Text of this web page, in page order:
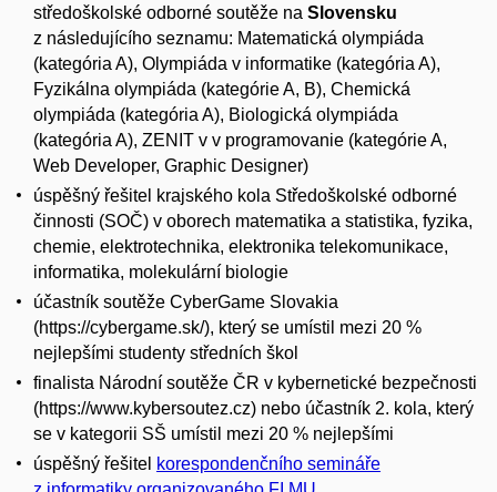
středoškolské odborné soutěže na Slovensku
z následujícího seznamu: Matematická olympiáda
(kategória A), Olympiáda v informatike (kategória A),
Fyzikálna olympiáda (kategórie A, B), Chemická
olympiáda (kategória A), Biologická olympiáda
(kategória A), ZENIT v v programovanie (kategórie A,
Web Developer, Graphic Designer)
úspěšný řešitel krajského kola Středoškolské odborné
činnosti (SOČ) v oborech matematika a statistika, fyzika,
chemie, elektrotechnika, elektronika telekomunikace,
informatika, molekulární biologie
účastník soutěže CyberGame Slovakia
(https://cybergame.sk/), který se umístil mezi 20 %
nejlepšími studenty středních škol
finalista Národní soutěže ČR v kybernetické bezpečnosti
(https://www.kybersoutez.cz) nebo účastník 2. kola, který
se v kategorii SŠ umístil mezi 20 % nejlepšími
úspěšný řešitel korespondenčního semináře